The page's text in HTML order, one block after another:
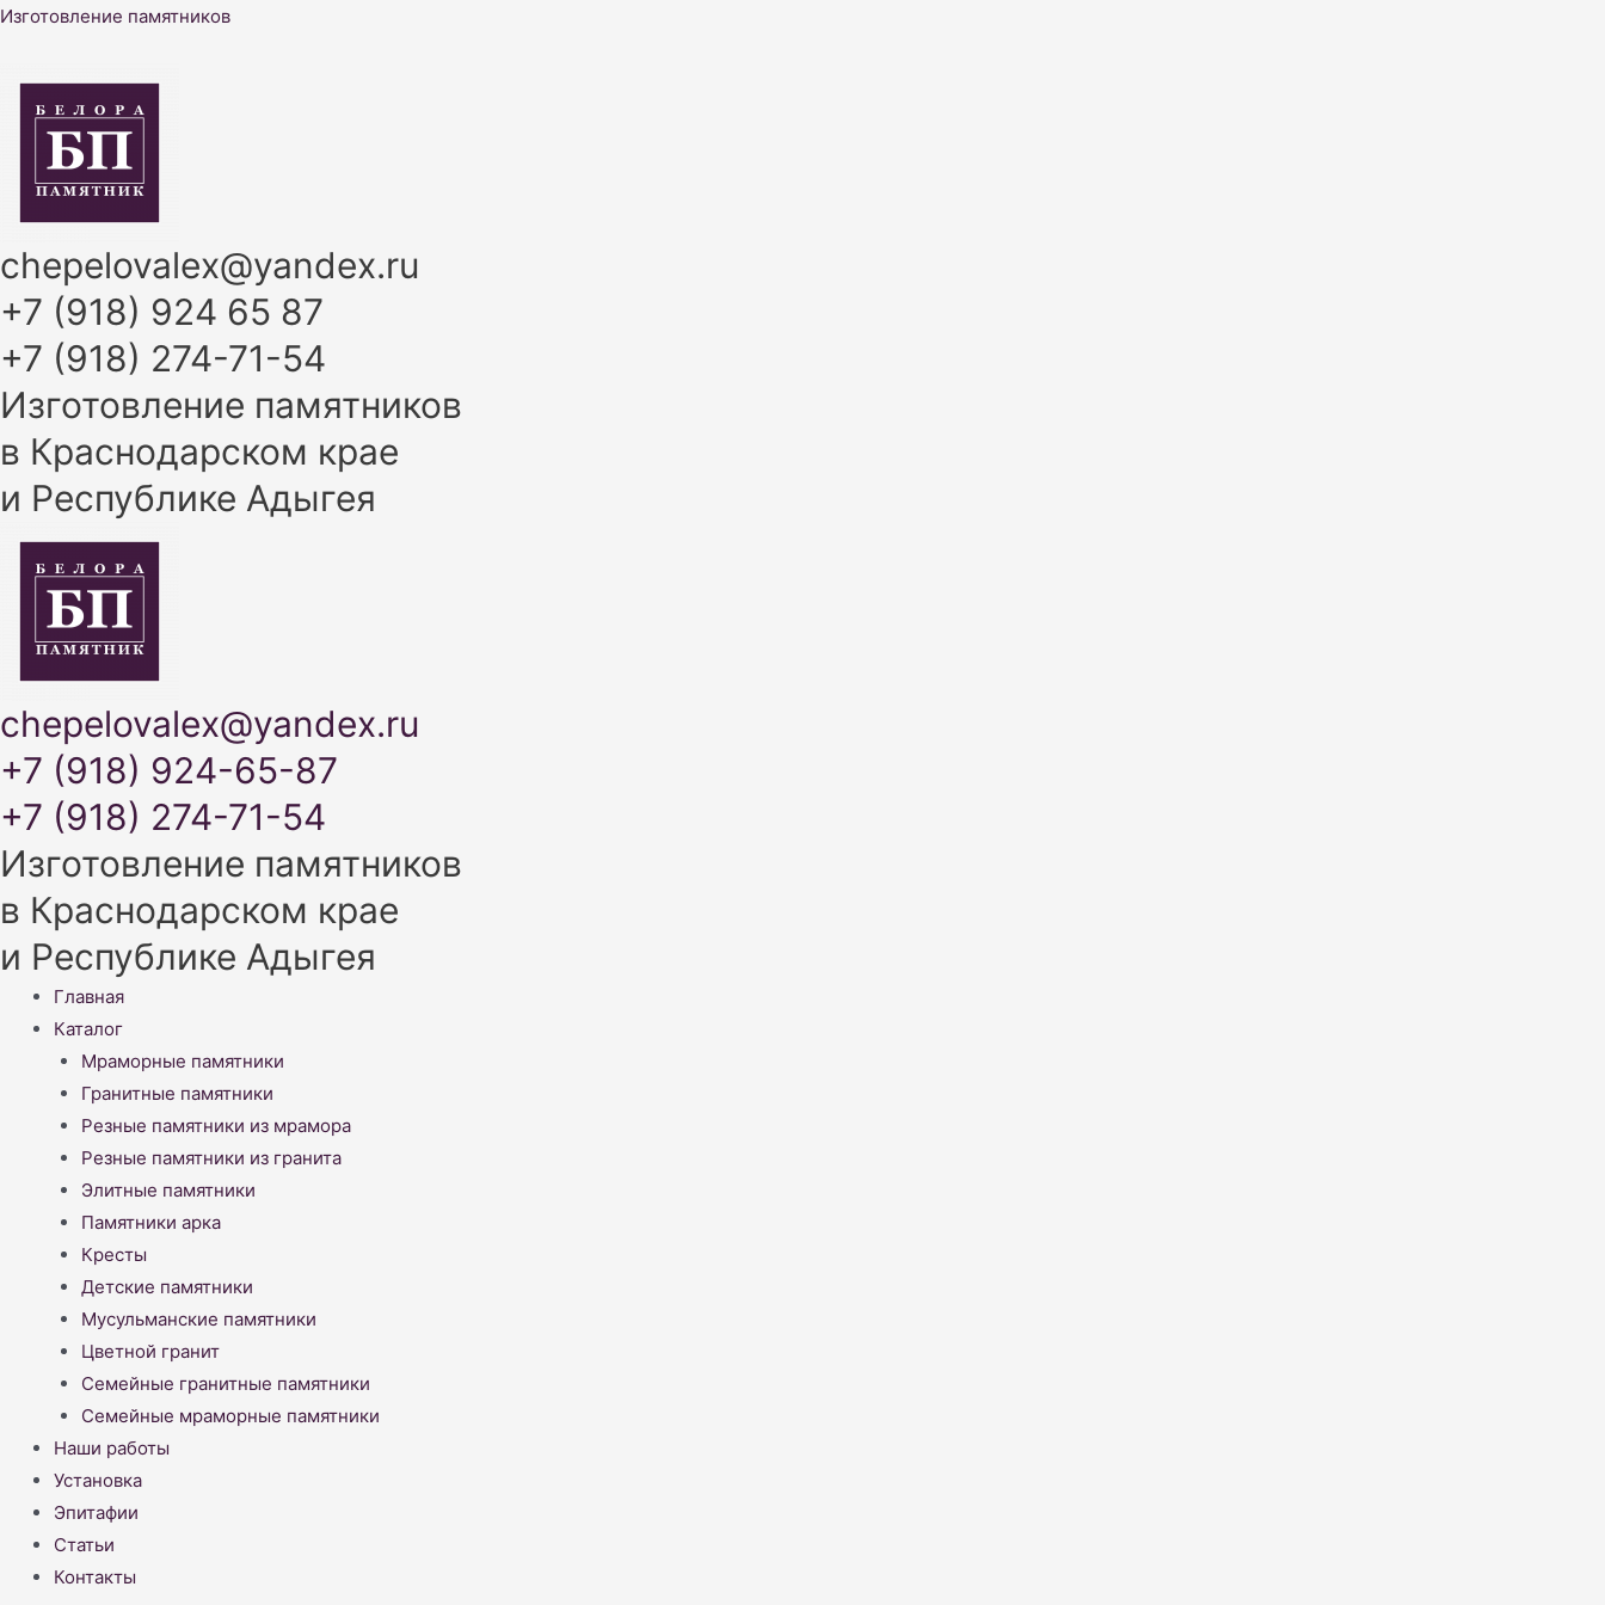
Перейти
содержимому
Изготовление памятников
chepelovalex@yandex.ru
+7 (918) 924 65 87
+7 (918) 274-71-54
Изготовление памятников
в Краснодарском крае
и Республике Адыгея
chepelovalex@yandex.ru
+7 (918) 924-65-87
+7 (918) 274-71-54
Изготовление памятников
в Краснодарском крае
и Республике Адыгея
Меню
Главная
Каталог
Мраморные памятники
Гранитные памятники
Резные памятники из мрамора
Резные памятники из гранита
Элитные памятники
Памятники арка
Кресты
Детские памятники
Мусульманские памятники
Цветной гранит
Семейные гранитные памятники
Семейные мраморные памятники
Наши работы
Установка
Эпитафии
Статьи
Контакты